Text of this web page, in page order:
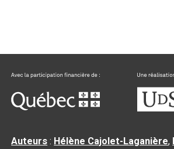
Auteurs : Hélène Cajolet-Laganière,